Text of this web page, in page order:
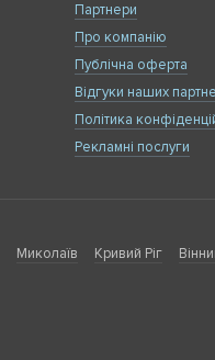
Партнери
Про компанію
Публічна оферта
Відгуки наших
Політика
Рекламні послуги
Миколаїв Кривий Ріг